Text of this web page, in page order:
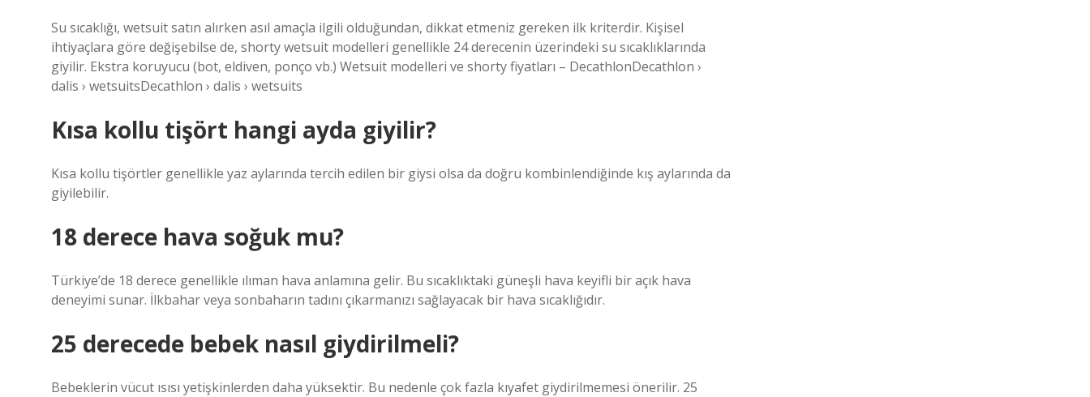
Su sıcaklığı, wetsuit satın alırken asıl amaçla ilgili olduğundan, dikkat etmeniz gereken ilk kriterdir. Kişisel
ihtiyaçlara göre değişebilse de, shorty wetsuit modelleri genellikle 24 derecenin üzerindeki su sıcaklıklarında
giyilir. Ekstra koruyucu (bot, eldiven, ponço vb.) Wetsuit modelleri ve shorty fiyatları – DecathlonDecathlon ›
dalis › wetsuitsDecathlon › dalis › wetsuits
Kısa kollu tişört hangi ayda giyilir?
Kısa kollu tişörtler genellikle yaz aylarında tercih edilen bir giysi olsa da doğru kombinlendiğinde kış aylarında da
giyilebilir.
18 derece hava soğuk mu?
Türkiye’de 18 derece genellikle ılıman hava anlamına gelir. Bu sıcaklıktaki güneşli hava keyifli bir açık hava
deneyimi sunar. İlkbahar veya sonbaharın tadını çıkarmanızı sağlayacak bir hava sıcaklığıdır.
25 derecede bebek nasıl giydirilmeli?
Bebeklerin vücut ısısı yetişkinlerden daha yüksektir. Bu nedenle çok fazla kıyafet giydirilmemesi önerilir. 25